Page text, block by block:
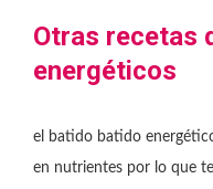
Otras recetas
energéticos
el batido batido
en nutrientes por lo que